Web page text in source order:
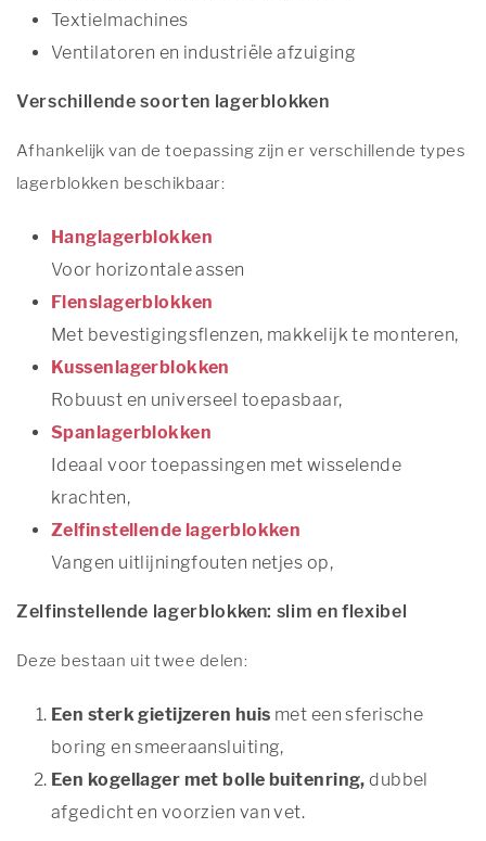
Textielmachines
Ventilatoren en industriële afzuiging
Verschillende soorten lagerblokken
Afhankelijk van de toepassing zijn er verschillende types
lagerblokken beschikbaar:
Hanglagerblokken
Voor horizontale assen
Flenslagerblokken
Met bevestigingsflenzen, makkelijk te monteren,
Kussenlagerblokken
Robuust en universeel toepasbaar,
Spanlagerblokken
Ideaal voor toepassingen met wisselende
krachten,
Zelfinstellende lagerblokken
Vangen uitlijningfouten netjes op,
Zelfinstellende lagerblokken: slim en flexibel
Deze bestaan uit twee delen:
Een sterk gietijzeren huis met een sferische
boring en smeeraansluiting,
Een kogellager met bolle buitenring, dubbel
afgedicht en voorzien van vet.